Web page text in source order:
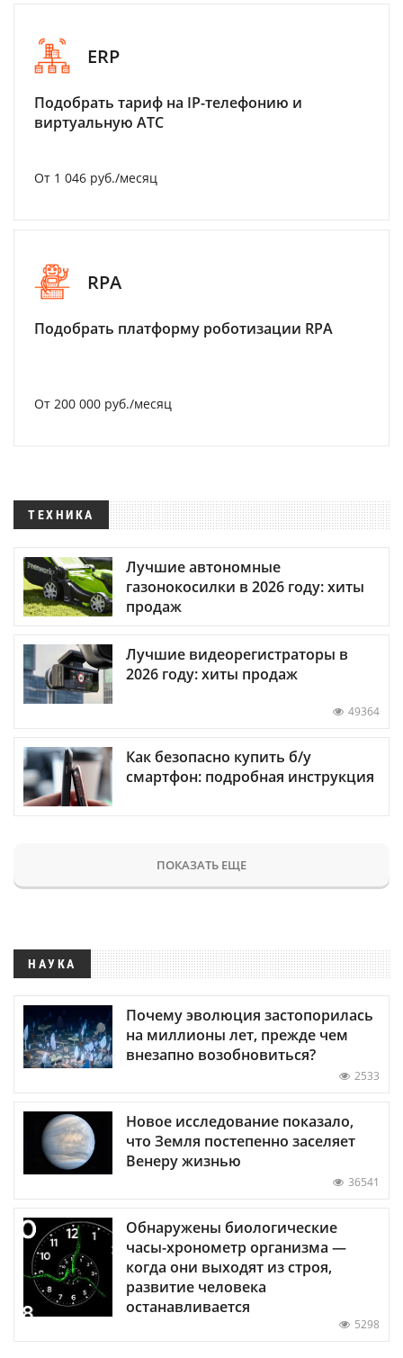
ERP
Подобрать тариф на IP-телефонию и
виртуальную АТС
От 1 046 руб./месяц
RPA
Подобрать платформу роботизации RPA
От 200 000 руб./месяц
ТЕХНИКА
Лучшие автономные
газонокосилки в 2026 году: хиты
продаж
Лучшие видеорегистраторы в
2026 году: хиты продаж
49364
Как безопасно купить б/у
смартфон: подробная инструкция
ПОКАЗАТЬ ЕЩЕ
НАУКА
Почему эволюция застопорилась
на миллионы лет, прежде чем
внезапно возобновиться?
2533
Новое исследование показало,
что Земля постепенно заселяет
Венеру жизнью
36541
Обнаружены биологические
часы-хронометр организма —
когда они выходят из строя,
развитие человека
останавливается
5298